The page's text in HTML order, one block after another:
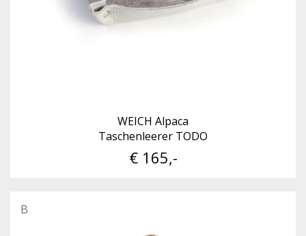
WEICH Alpaca
Taschenleerer TODO
€ 165,-
B